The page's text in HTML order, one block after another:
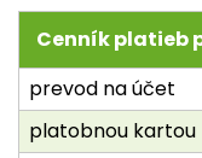
Cenník platieb
prevod na účet
platobnou kartou